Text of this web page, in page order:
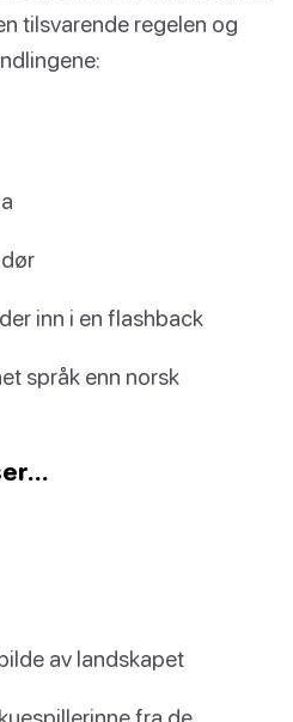
tilsvarende regelen og
inn i en flashback
språk enn norsk
av landskapet